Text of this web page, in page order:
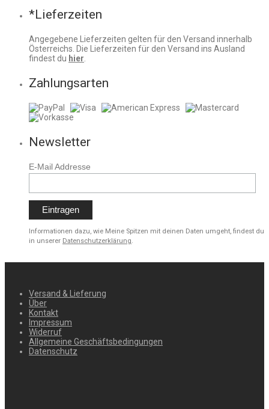
*Lieferzeiten
Angegebene Lieferzeiten gelten für den Versand innerhalb
Österreichs. Die Lieferzeiten für den Versand ins Ausland
findest du hier
Zahlungsarten
Newsletter
E-Mail Addresse
Informationen dazu, wie Meine Spitzen mit deinen Daten umgeht, findest du
in unserer Datenschutzerklärung.
Versand & Lieferung
Über
Kontakt
Impressum
Widerruf
Allgemeine Geschäftsbedingungen
Datenschutz